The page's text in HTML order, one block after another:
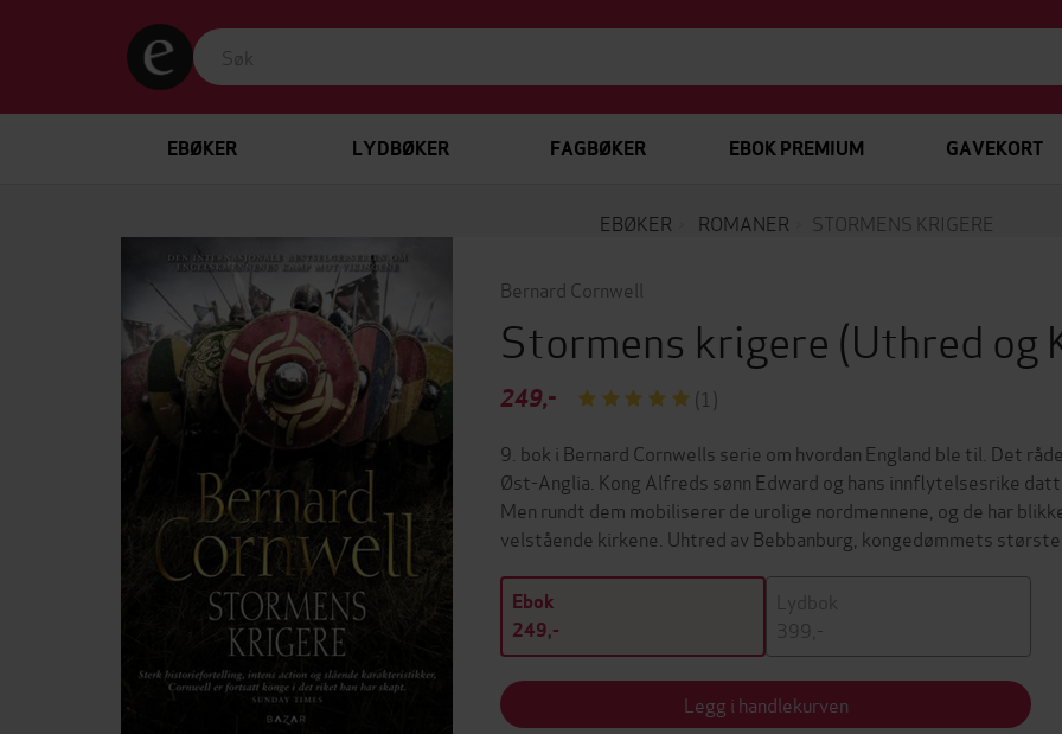
EBØKER LYDBØKER FAGBØKER EBOK PREMIUM GAVEKORT
EBØKER ROMANER STORMENS KRIGERE
Bernard Cornwell
Stormens krigere (Uthred og
249,-
(1)
9. bok i Bernard Cornwells serie om hvordan England ble til. Det
Øst-Anglia. Kong Alfreds sønn Edward og hans innflytelsesrike
Men rundt dem mobiliserer de urolige nordmennene, og de har
velstående kirkene. Uhtred av Bebbanburg, kongedømmets
Ebok
249,-
Lydbok
399,-
Legg i handlekurven